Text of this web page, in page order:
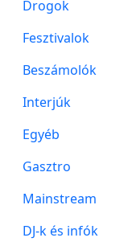
Drogok
Fesztivalok
Beszámolók
Interjúk
Egyéb
Gasztro
Mainstream
DJ-k és infók